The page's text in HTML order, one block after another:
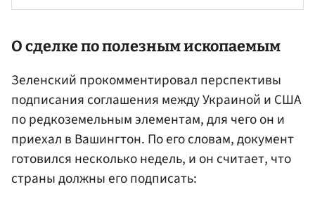
О сделке по полезным ископаемым
Зеленский прокомментировал перспективы
подписания соглашения между Украиной и США
по редкоземельным элементам, для чего он и
приехал в Вашингтон. По его словам, документ
готовился несколько недель, и он считает, что
страны должны его подписать: